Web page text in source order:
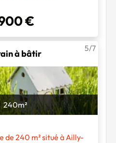
€
à bâtir
5/7
240m²
de 240 m² situé à Ailly-